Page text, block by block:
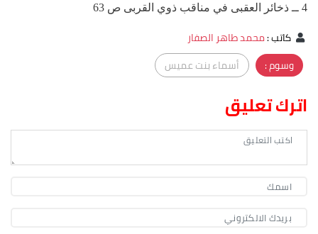
4 ــ ذخائر العقبى في مناقب ذوي القربى ص 63
كاتب:محمد طاهر الصفار
وسوم :
أسماء بنت عميس
اترك تعليق